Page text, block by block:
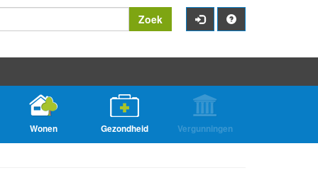
Zoek
Wonen Gezondheid Vergunningen